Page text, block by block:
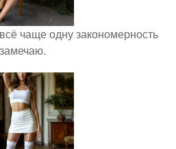
чаще одну закономерность
замечаю.